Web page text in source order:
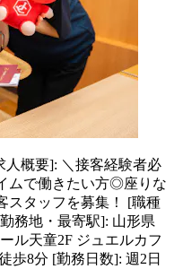
人概要]: ＼接客経験者必
ムで働きたい方◎座りな
スタッフを募集！ [職種
務地・最寄駅]: 山形県
ル天童2F ジュエルカフ
8分 [勤務日数]: 週2日